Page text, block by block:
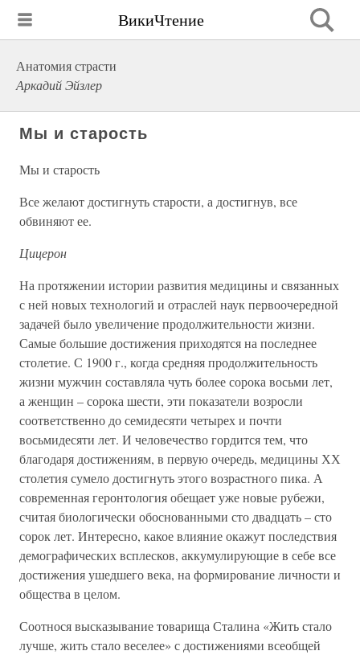
ВикиЧтение
Анатомия страсти
Аркадий Эйзлер
Мы и старость
Мы и старость
Все желают достигнуть старости, а достигнув, все
обвиняют ее.
Цицерон
На протяжении истории развития медицины и связанных
с ней новых технологий и отраслей наук первоочередной
задачей было увеличение продолжительности жизни.
Самые большие достижения приходятся на последнее
столетие. С 1900 г., когда средняя продолжительность
жизни мужчин составляла чуть более сорока восьми лет,
а женщин – сорока шести, эти показатели возросли
соответственно до семидесяти четырех и почти
восьмидесяти лет. И человечество гордится тем, что
благодаря достижениям, в первую очередь, медицины ХХ
столетия сумело достигнуть этого возрастного пика. А
современная геронтология обещает уже новые рубежи,
считая биологически обоснованными сто двадцать – сто
сорок лет. Интересно, какое влияние окажут последствия
демографических всплесков, аккумулирующие в себе все
достижения ушедшего века, на формирование личности и
общества в целом.
Соотнося высказывание товарища Сталина «Жить стало
лучше, жить стало веселее» с достижениями всеобщей